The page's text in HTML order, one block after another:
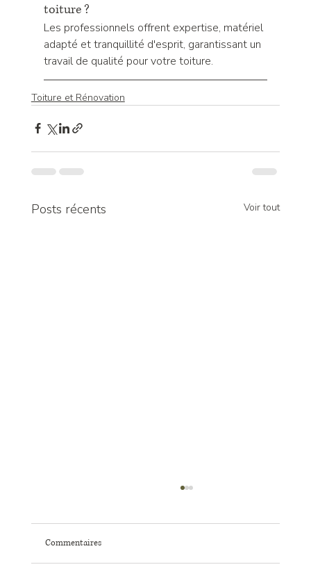
toiture ?
Les professionnels offrent expertise, matériel
adapté et tranquillité d'esprit, garantissant un
travail de qualité pour votre toiture.
Toiture et Rénovation
Posts récents Voir tout
Commentaires